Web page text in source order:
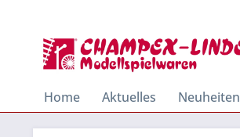
Home Aktuelles Neuheiten